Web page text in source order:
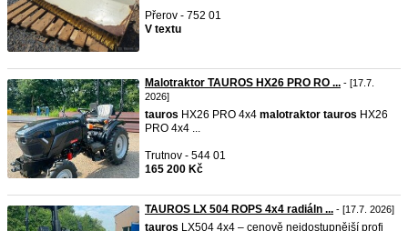
Přerov - 752 01
V textu
Malotraktor TAUROS HX26 PRO RO ... - [17.7.
2026]
tauros HX26 PRO 4x4 malotraktor tauros HX26
PRO 4x4 ...
Trutnov - 544 01
165 200 Kč
TAUROS LX 504 ROPS 4x4 radiáln ... - [17.7. 2026]
tauros LX504 4x4 – cenově nejdostupnější profi